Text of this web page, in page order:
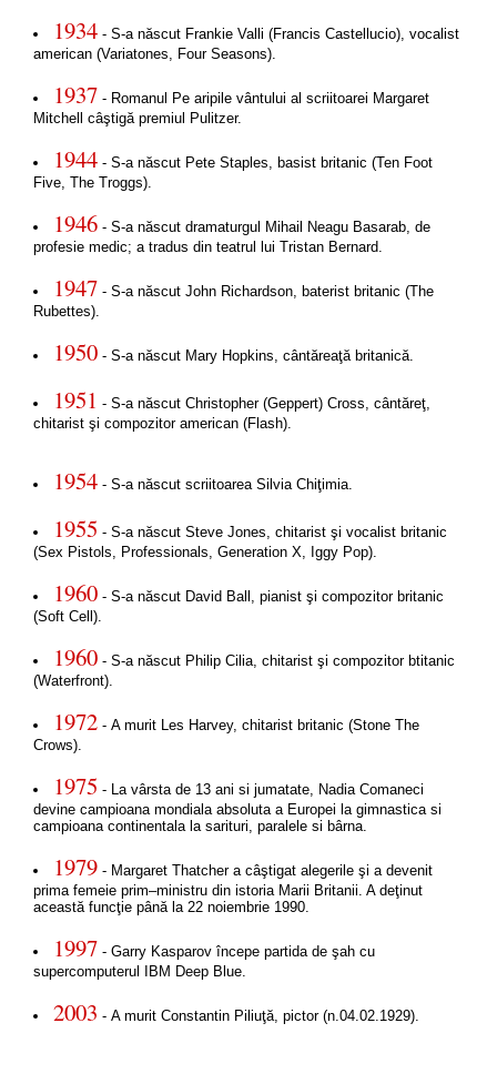
1934- S-a născut Frankie Valli (Francis Castellucio), vocalist
american (Variatones, Four Seasons).
1937 - Romanul Pe aripile vântului al scriitoarei Margaret
Mitchell câştigă premiul Pulitzer.
1944- S-a născut Pete Staples, basist britanic (Ten Foot
Five, The Troggs).
1946- S-a născut dramaturgul Mihail Neagu Basarab, de
profesie medic; a tradus din teatrul lui Tristan Bernard.
1947 - S-a născut John Richardson, baterist britanic (The
Rubettes).
1950- S-a născut Mary Hopkins, cântăreaţă britanică.
1951 - S-a născut Christopher (Geppert) Cross, cântăreţ,
chitarist şi compozitor american (Flash).
1954- S-a născut scriitoarea Silvia Chiţimia.
1955 - S-a născut Steve Jones, chitarist şi vocalist britanic
(Sex Pistols, Professionals, Generation X, Iggy Pop).
1960- S-a născut David Ball, pianist şi compozitor britanic
(Soft Cell).
1960- S-a născut Philip Cilia, chitarist şi compozitor btitanic
(Waterfront).
1972- A murit Les Harvey, chitarist britanic (Stone The
Crows).
1975 - La vârsta de 13 ani si jumatate, Nadia Comaneci
devine campioana mondiala absoluta a Europei la gimnastica si
campioana continentala la sarituri, paralele si bârna.
1979- Margaret Thatcher a câştigat alegerile şi a devenit
prima femeie prim–ministru din istoria Marii Britanii. A deţinut
această funcţie până la 22 noiembrie 1990.
1997 - Garry Kasparov începe partida de şah cu
supercomputerul IBM Deep Blue.
2003 - A murit Constantin Piliuţă, pictor (n.04.02.1929).